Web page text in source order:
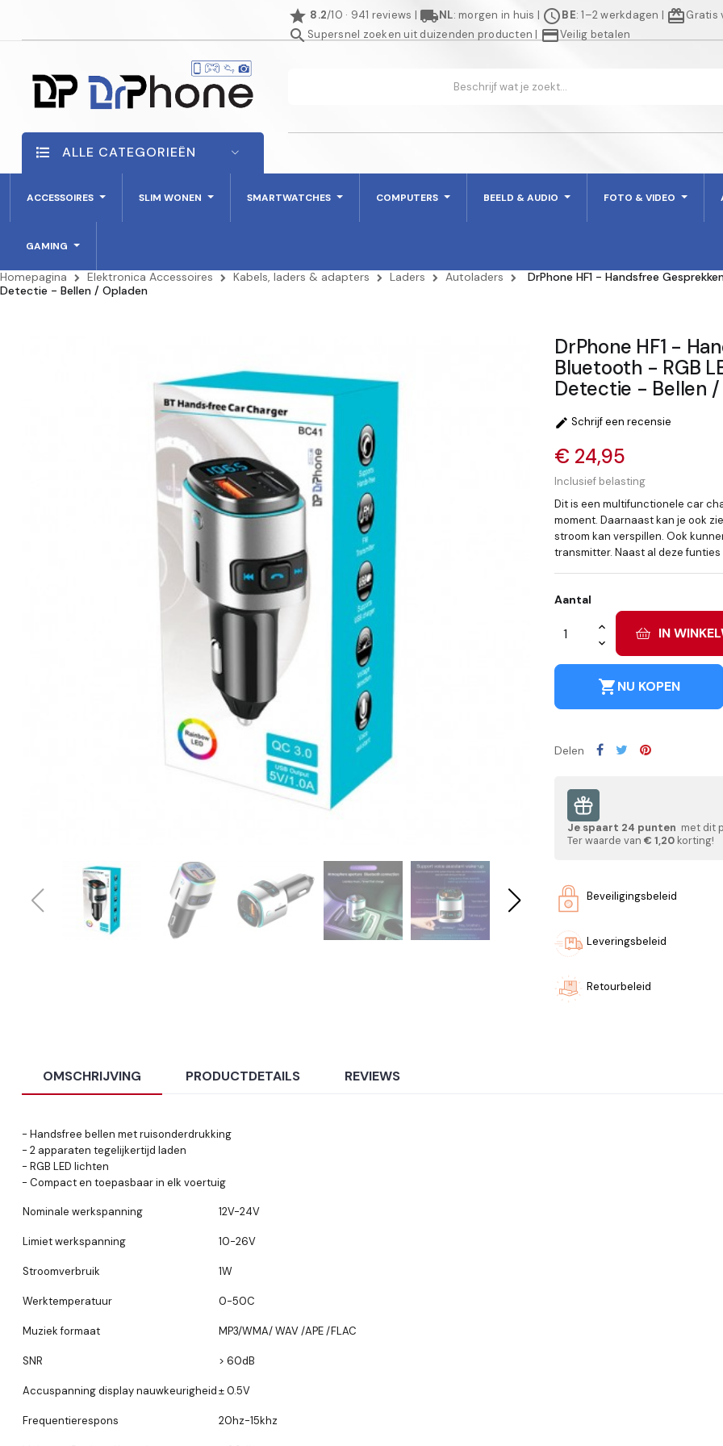
star 8.2/10 · 941 reviews | local_shippingNL: morgen in huis | scheduleBE: 1–2 werkdagen | redeemGratis
searchSupersnel zoeken uit duizenden producten | credit_cardVeilig betalen
ALLE CATEGORIEËN
ACCESSOIRES SLIM WONEN SMARTWATCHES COMPUTERS BEELD & AUDIO FOTO & VIDEO
GAMING
Homepagina Elektronica Accessoires Kabels, laders & adapters Laders Autoladers
DrPhone HF1 - Handsfree
Detectie - Bellen / Opladen
DrPhone HF1 -
Bluetooth - RGB
Detectie - Bellen
 Schrijf een recensie
€ 24,95
Inclusief belasting
Dit is een multifunctionele car
moment. Daarnaast kan je ook
stroom kan verspillen. Ook
transmitter. Naast al deze
Aantal
IN
shopping_cartNU KOPEN
Delen
Je spaart 24 punten met dit
Ter waarde van € 1,20 korting!
Beveiligingsbeleid
Leveringsbeleid
Retourbeleid
OMSCHRIJVING PRODUCTDETAILS REVIEWS
- Handsfree bellen met ruisonderdrukking
- 2 apparaten tegelijkertijd laden
- RGB LED lichten
- Compact en toepasbaar in elk voertuig
Nominale werkspanning 12V-24V
Limiet werkspanning 10-26V
Stroomverbruik 1W
Werktemperatuur 0-50C
Muziek formaat MP3/WMA/ WAV /APE /FLAC
SNR > 60dB
Accuspanning display nauwkeurigheid± 0.5V
Frequentierespons 20hz-15khz